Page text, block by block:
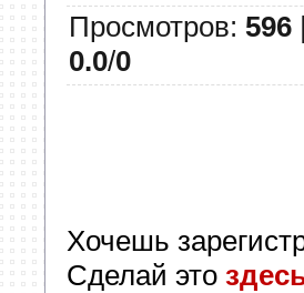
Просмотров: 596
0.0/0
Хочешь
Сделай это